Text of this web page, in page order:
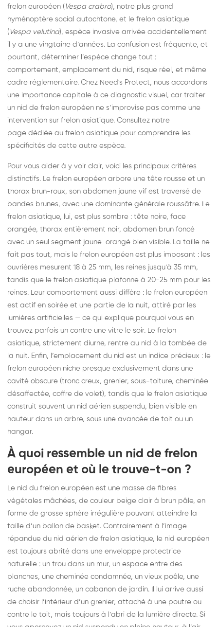
frelon européen ( Vespa crabro), notre plus grand
hyménoptère social autochtone, et le frelon asiatique
( Vespa velutina), espèce invasive arrivée accidentellement
il y a une vingtaine d’années. La confusion est fréquente, et
pourtant, déterminer l’espèce change tout :
comportement, emplacement du nid, risque réel, et même
cadre réglementaire. Chez Need's Protect, nous accordons
une importance capitale à ce diagnostic visuel, car traiter
un nid de frelon européen ne s’improvise pas comme une
intervention sur frelon asiatique. Consultez notre
page dédiée au frelon asiatique pour comprendre les
spécificités de cette autre espèce.
Pour vous aider à y voir clair, voici les principaux critères
distinctifs. Le frelon européen arbore une tête rousse et un
thorax brun-roux, son abdomen jaune vif est traversé de
bandes brunes, avec une dominante générale roussâtre. Le
frelon asiatique, lui, est plus sombre : tête noire, face
orangée, thorax entièrement noir, abdomen brun foncé
avec un seul segment jaune-orangé bien visible. La taille ne
fait pas tout, mais le frelon européen est plus imposant : les
ouvrières mesurent 18 à 25 mm, les reines jusqu’à 35 mm,
tandis que le frelon asiatique plafonne à 20-25 mm pour les
reines. Leur comportement aussi diffère : le frelon européen
est actif en soirée et une partie de la nuit, attiré par les
lumières artificielles — ce qui explique pourquoi vous en
trouvez parfois un contre une vitre le soir. Le frelon
asiatique, strictement diurne, rentre au nid à la tombée de
la nuit. Enfin, l’emplacement du nid est un indice précieux : le
frelon européen niche presque exclusivement dans une
cavité obscure (tronc creux, grenier, sous-toiture, cheminée
désaffectée, coffre de volet), tandis que le frelon asiatique
construit souvent un nid aérien suspendu, bien visible en
hauteur dans un arbre, sous une avancée de toit ou un
hangar.
À quoi ressemble un nid de frelon
européen et où le trouve-t-on ?
Le nid du frelon européen est une masse de fibres
végétales mâchées, de couleur beige clair à brun pâle, en
forme de grosse sphère irrégulière pouvant atteindre la
taille d’un ballon de basket. Contrairement à l’image
répandue du nid aérien de frelon asiatique, le nid européen
est toujours abrité dans une enveloppe protectrice
naturelle : un trou dans un mur, un espace entre des
planches, une cheminée condamnée, un vieux poêle, une
ruche abandonnée, un cabanon de jardin. Il lui arrive aussi
de choisir l’intérieur d’un grenier, attaché à une poutre ou
contre le toit, mais toujours à l’abri de la lumière directe. Si